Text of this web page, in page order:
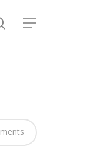
search
Menu